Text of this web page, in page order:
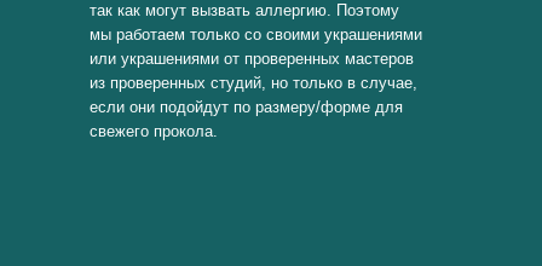
так как могут вызвать аллергию. Поэтому
мы работаем только со своими украшениями
или украшениями от проверенных мастеров
из проверенных студий, но только в случае,
если они подойдут по размеру/форме для
свежего прокола.